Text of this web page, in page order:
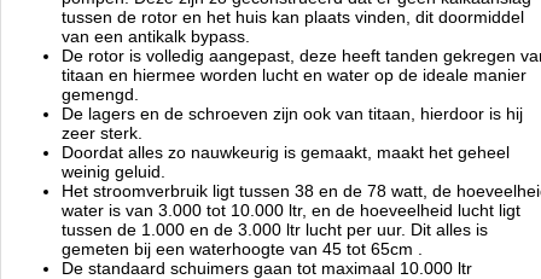
AC-33253
Product ID:
1899.99 1899.99 Available from:
Pre-OrderNew
tussen de rotor en het huis kan plaats vinden, dit doormiddel
van een antikalk bypass.
De rotor is volledig aangepast, deze heeft tanden gekregen
titaan en hiermee worden lucht en water op de ideale manier
gemengd.
De lagers en de schroeven zijn ook van titaan, hierdoor is hij
zeer sterk.
Doordat alles zo nauwkeurig is gemaakt, maakt het geheel
weinig geluid.
Het stroomverbruik ligt tussen 38 en de 78 watt, de
water is van 3.000 tot 10.000 ltr, en de hoeveelheid lucht ligt
tussen de 1.000 en de 3.000 ltr lucht per uur. Dit alles is
gemeten bij een waterhoogte van 45 tot 65cm .
De standaard schuimers gaan tot maximaal 10.000 ltr